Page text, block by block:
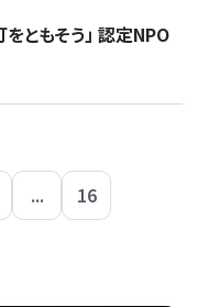
ともそう」 認定NPO
... 16